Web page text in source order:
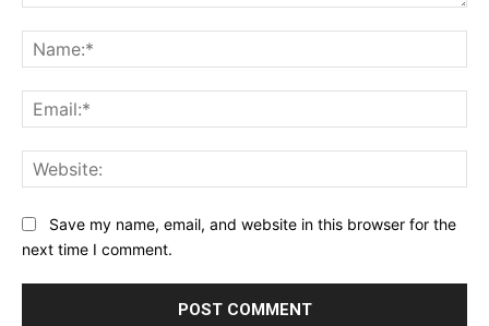
Save my name, email, and website in this browser for the
next time I comment.